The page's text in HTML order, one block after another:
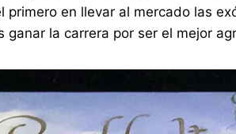
en llevar al mercado las
la carrera por ser el mejor